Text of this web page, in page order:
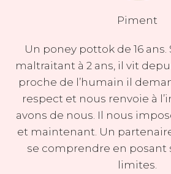
Piment
Un poney pottok de 16 ans.
maltraitant à 2 ans, il vit
proche de l’humain il
respect et nous renvoie à
avons de nous. Il nous
et maintenant. Un
se comprendre en posant
limites.